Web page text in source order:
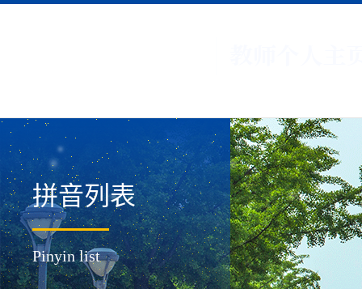
拼音列表
Pinyin list